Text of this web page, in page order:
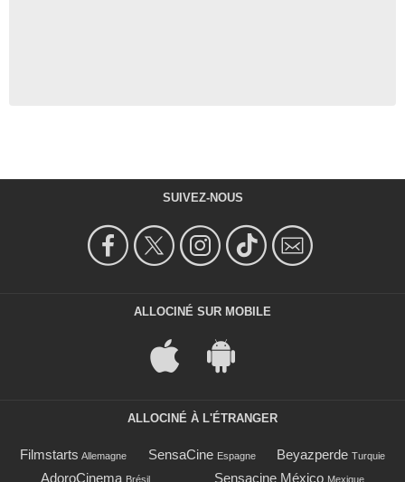
SUIVEZ-NOUS
ALLOCINÉ SUR MOBILE
ALLOCINÉ À L'ÉTRANGER
Filmstarts Allemagne SensaCine Espagne Beyazperde Turquie
AdoroCinema Brésil Sensacine México Mexique